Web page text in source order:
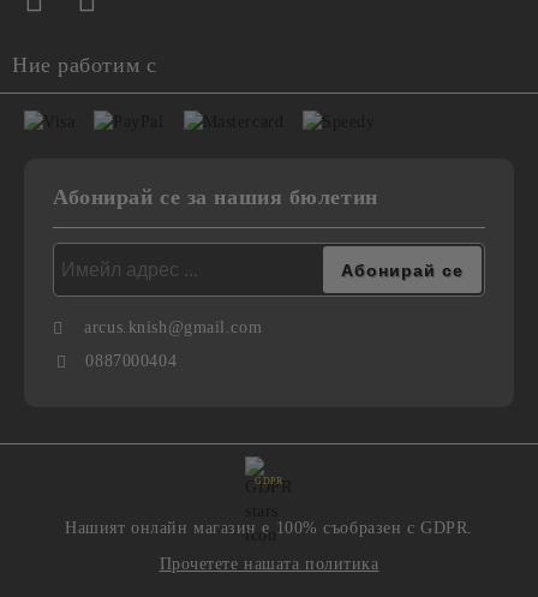
Ние работим с
Абонирай се за нашия бюлетин
arcus.knish@gmail.com
0887000404
GDPR
Нашият онлайн магазин е 100% съобразен с GDPR.
Прочетете нашата политика